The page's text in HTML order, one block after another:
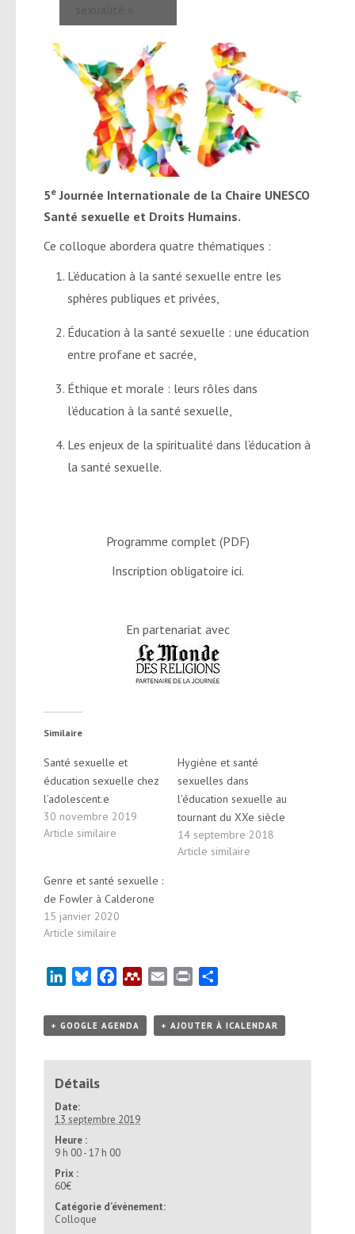
5e Journée Internationale de la Chaire UNESCO
Santé sexuelle et Droits Humains.
Ce colloque abordera quatre thématiques :
L’éducation à la santé sexuelle entre les
sphères publiques et privées,
Éducation à la santé sexuelle : une éducation
entre profane et sacrée,
Éthique et morale : leurs rôles dans
l’éducation à la santé sexuelle,
Les enjeux de la spiritualité dans l’éducation à
la santé sexuelle.
Programme complet (PDF)
Inscription obligatoire ici.
En partenariat avec
Similaire
Santé sexuelle et
éducation sexuelle chez
l’adolescent.e
30 novembre 2019
Article similaire
Hygiène et santé
sexuelles dans
l’éducation sexuelle au
tournant du XXe siècle
14 septembre 2018
Article similaire
Genre et santé sexuelle :
de Fowler à Calderone
15 janvier 2020
Article similaire
LinkedInBlueskyFacebookMendeley
Email Print
+ GOOGLE AGENDA + AJOUTER À ICALENDAR
Détails
Date:
13 septembre 2019
Heure :
9 h 00 - 17 h 00
Prix :
60€
Catégorie d’évènement:
Colloque